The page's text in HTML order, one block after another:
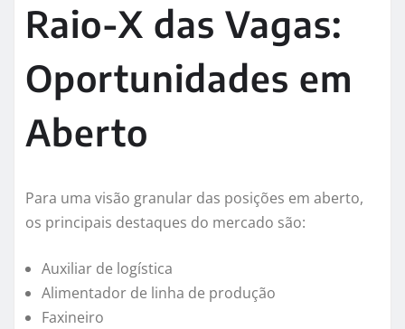
Raio-X das Vagas:
Oportunidades em
Aberto
Para uma visão granular das posições em aberto,
os principais destaques do mercado são:
Auxiliar de logística
Alimentador de linha de produção
Faxineiro